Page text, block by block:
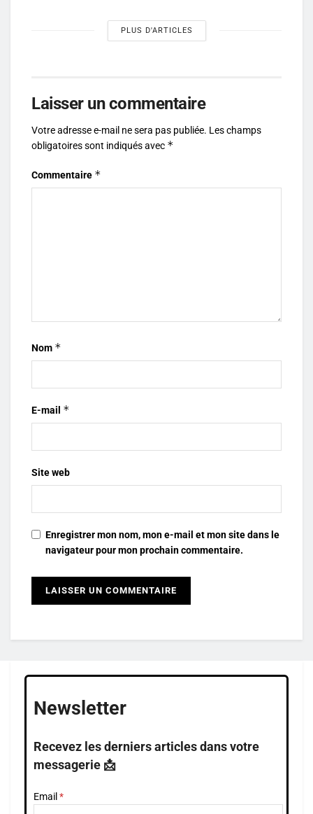
PLUS D'ARTICLES
Laisser un commentaire
Votre adresse e-mail ne sera pas publiée. Les champs
obligatoires sont indiqués avec *
Commentaire *
Nom *
E-mail *
Site web
Enregistrer mon nom, mon e-mail et mon site dans le
navigateur pour mon prochain commentaire.
Newsletter
Recevez les derniers articles dans votre
messagerie 📩
Email